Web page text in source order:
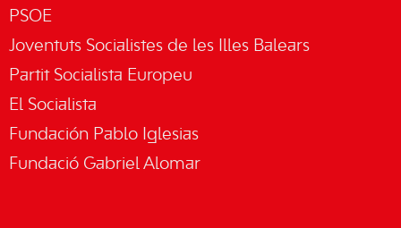
PSOE
Joventuts Socialistes de les Illes Balears
Partit Socialista Europeu
El Socialista
Fundación Pablo Iglesias
Fundació Gabriel Alomar